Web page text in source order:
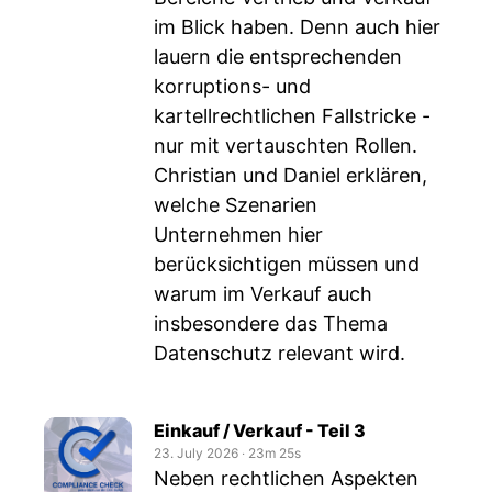
im Blick haben. Denn auch hier
lauern die entsprechenden
korruptions- und
kartellrechtlichen Fallstricke -
nur mit vertauschten Rollen.
Christian und Daniel erklären,
welche Szenarien
Unternehmen hier
berücksichtigen müssen und
warum im Verkauf auch
insbesondere das Thema
Datenschutz relevant wird.
Einkauf / Verkauf - Teil 3
23. July 2026 ‧ 23m 25s
Neben rechtlichen Aspekten